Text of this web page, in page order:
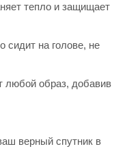
тепло и защищает
сидит на голове, не
любой образ, добавив
верный спутник в